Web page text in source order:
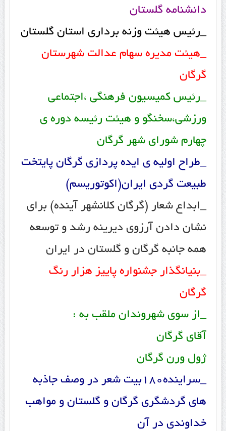
دانشنامه گلستان
_رئیس هیئت وزنه برداری استان گلستان
_هیئت مدیره سهام عدالت شهرستان
گرگان
_رئیس کمیسیون فرهنگی ،اجتماعی
ورزشی،سخنگو و هیئت رئیسه دوره ی
چهارم شورای شهر گرگان
_طراح اولیه ی ایده پردازی گرگان پایتخت
طبیعت گردی ایران(اکوتوریسم)
_ابداع شعار (گرگان کلانشهر آینده) برای
نشان دادن آرزوی دیرینه رشد و توسعه
همه جانبه گرگان و گلستان در ایران
_بنیانگذار جشنواره پاییز هزار رنگ
گرگان
_از سوی شهروندان ملقب به :
آقای گرگان
ژول ورن گرگان
_سراینده180بیت شعر در وصف جاذبه
های گردشگری گرگان و گلستان و مواهب
خداوندی در آن